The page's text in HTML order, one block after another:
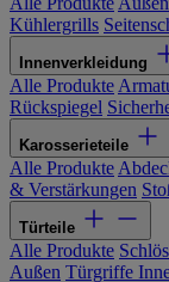
Kühlergrills
Innenverkleidung
Alle Produkte
Rückspiegel
Karosserieteile
Alle Produkte
& Verstärkungen
Türteile
Alle Produkte
Außen Türgriffe